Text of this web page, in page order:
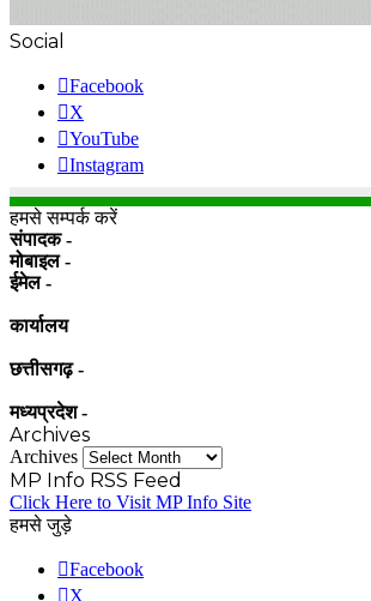
Social
Facebook
X
YouTube
Instagram
हमसे सम्पर्क करें
संपादक -
मोबाइल -
ईमेल -
कार्यालय
छत्तीसगढ़ -
मध्यप्रदेश -
Archives
Archives
MP Info RSS Feed
Click Here to Visit MP Info Site
हमसे जुड़े
Facebook
X